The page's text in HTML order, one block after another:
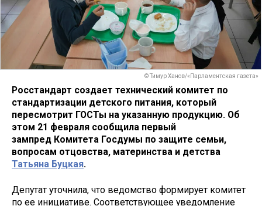
© Тимур Ханов/«Парламентская газета»
Росстандарт создает технический комитет по
стандартизации детского питания, который
пересмотрит ГОСТы на указанную продукцию. Об
этом 21 февраля сообщила первый
зампред Комитета Госдумы по защите семьи,
вопросам отцовства, материнства и детства
Татьяна Буцкая.
Депутат уточнила, что ведомство формирует комитет
по ее инициативе. Соответствующее уведомление